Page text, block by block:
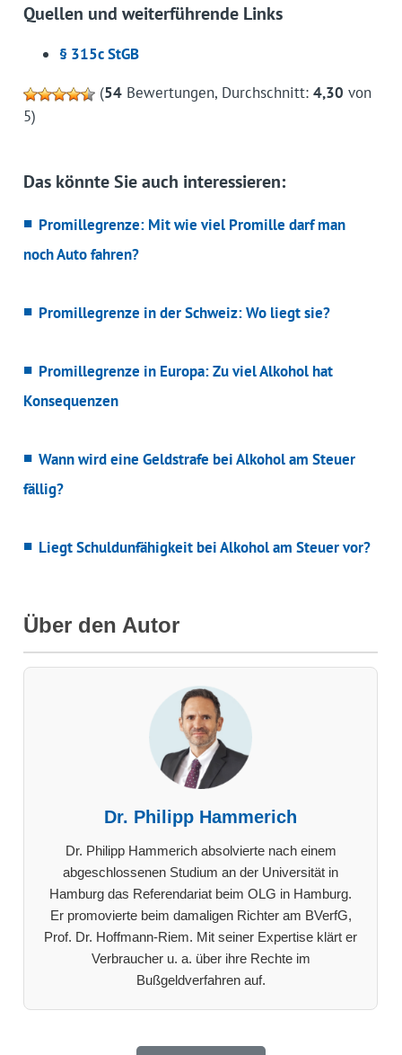
Quellen und weiterführende Links
§ 315c StGB
(54Bewertungen, Durchschnitt: 4,30 von
5)
Das könnte Sie auch interessieren:
Promillegrenze: Mit wie viel Promille darf man
noch Auto fahren?
Promillegrenze in der Schweiz: Wo liegt sie?
Promillegrenze in Europa: Zu viel Alkohol hat
Konsequenzen
Wann wird eine Geldstrafe bei Alkohol am Steuer
fällig?
Liegt Schuldunfähigkeit bei Alkohol am Steuer vor?
Über den Autor
Dr. Philipp Hammerich
Dr. Philipp Hammerich absolvierte nach einem
abgeschlossenen Studium an der Universität in
Hamburg das Referendariat beim OLG in Hamburg.
Er promovierte beim damaligen Richter am BVerfG,
Prof. Dr. Hoffmann-Riem. Mit seiner Expertise klärt er
Verbraucher u. a. über ihre Rechte im
Bußgeldverfahren auf.